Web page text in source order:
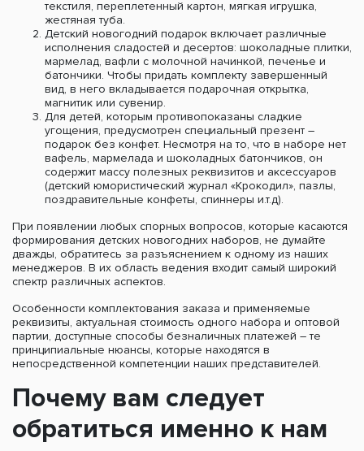
текстиля, переплетенный картон, мягкая игрушка,
жестяная туба.
Детский новогодний подарок включает различные
исполнения сладостей и десертов: шоколадные плитки,
мармелад, вафли с молочной начинкой, печенье и
батончики. Чтобы придать комплекту завершенный
вид, в него вкладывается подарочная открытка,
магнитик или сувенир.
Для детей, которым противопоказаны сладкие
угощения, предусмотрен специальный презент –
подарок без конфет. Несмотря на то, что в наборе нет
вафель, мармелада и шоколадных батончиков, он
содержит массу полезных реквизитов и аксессуаров
(детский юмористический журнал «Крокодил», пазлы,
поздравительные конфеты, спиннеры и.т.д).
При появлении любых спорных вопросов, которые касаются
формирования детских новогодних наборов, не думайте
дважды, обратитесь за разъяснением к одному из наших
менеджеров. В их область ведения входит самый широкий
спектр различных аспектов.
Особенности комплектования заказа и применяемые
реквизиты, актуальная стоимость одного набора и оптовой
партии, доступные способы безналичных платежей – те
принципиальные нюансы, которые находятся в
непосредственной компетенции наших представителей.
Почему вам следует
обратиться именно к нам